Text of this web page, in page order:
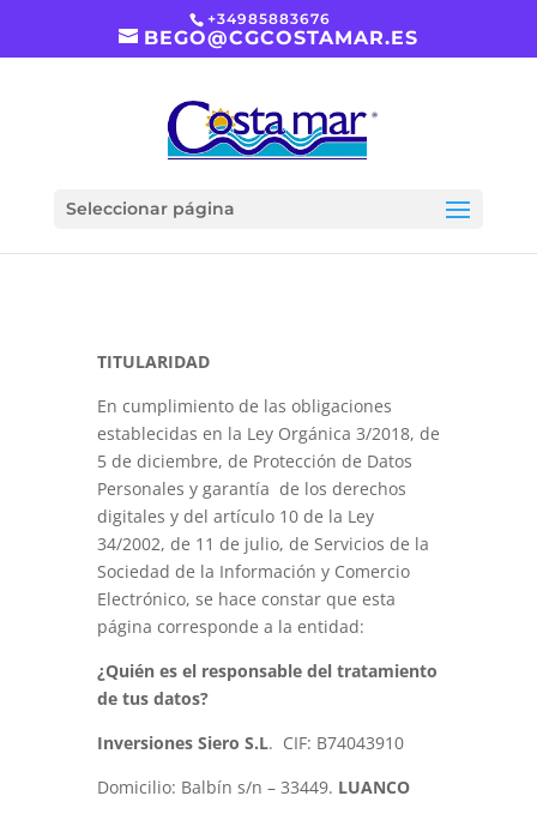
+34985883676
BEGO@CGCOSTAMAR.ES
Seleccionar página
Privacidad
|Nov 8, 2019
TITULARIDAD
En cumplimiento de las obligaciones
establecidas en la Ley Orgánica 3/2018, de
5 de diciembre, de Protección de Datos
Personales y garantía de los derechos
digitales y del artículo 10 de la Ley
34/2002, de 11 de julio, de Servicios de la
Sociedad de la Información y Comercio
Electrónico, se hace constar que esta
página corresponde a la entidad:
¿Quién es el responsable del tratamiento
de tus datos?
Inversiones Siero S.L. CIF: B74043910
Domicilio: Balbín s/n – 33449. LUANCO